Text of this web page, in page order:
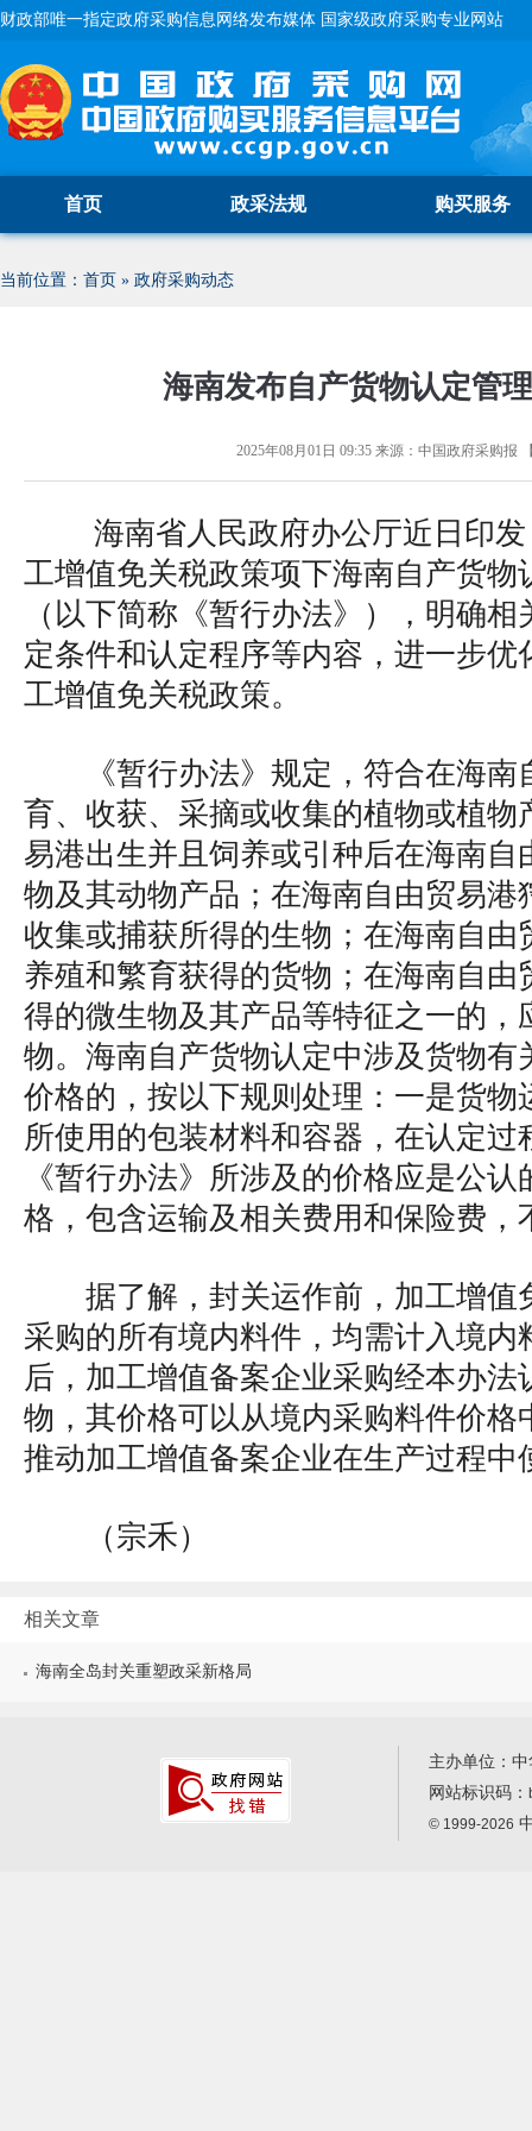
财政部唯一指定政府采购信息网络发布媒体 国家级政府采购专业网站
首页 政采法规 购买服务
当前位置： 首页 » 政府采购动态
海南发布自产货物认定管
2025年08月01日 09:35来源： 中国政府采购报
海南省人民政府办公厅近日印
工增值免关税政策项下海南自产货物
（以下简称《暂行办法》），明确
定条件和认定程序等内容，进一步优
工增值免关税政策。
《暂行办法》规定，符合在海
育、收获、采摘或收集的植物或植物
易港出生并且饲养或引种后在海南自
物及其动物产品；在海南自由贸易港
收集或捕获所得的生物；在海南自由
养殖和繁育获得的货物；在海南自由
得的微生物及其产品等特征之一的，
物。海南自产货物认定中涉及货物有
价格的，按以下规则处理：一是货物
所使用的包装材料和容器，在认定过
《暂行办法》所涉及的价格应是公
格，包含运输及相关费用和保险费，
据了解，封关运作前，加工增值
采购的所有境内料件，均需计入境内
后，加工增值备案企业采购经本办法
物，其价格可以从境内采购料件价格
推动加工增值备案企业在生产过程中
（宗禾）
相关文章
海南全岛封关重塑政采新格局
主办单位：
网站标识码：
© 1999-2026